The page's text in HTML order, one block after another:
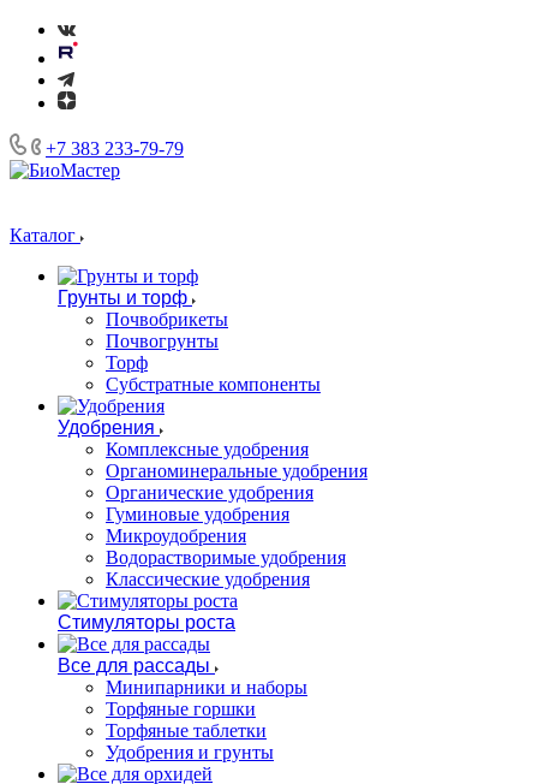
+7 383 233-79-79
Каталог
Грунты и торф
Почвобрикеты
Почвогрунты
Торф
Субстратные компоненты
Удобрения
Комплексные удобрения
Органоминеральные удобрения
Органические удобрения
Гуминовые удобрения
Микроудобрения
Водорастворимые удобрения
Классические удобрения
Стимуляторы роста
Все для рассады
Минипарники и наборы
Торфяные горшки
Торфяные таблетки
Удобрения и грунты